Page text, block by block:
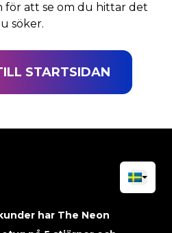
för att se om du hittar det
söker.
STARTSIDAN
har The Neon